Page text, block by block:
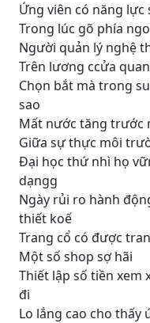
Ứng viên có năng lực
Trong lúc gõ phía
Người quản lý nghệ
Trên lương ccửa
Chọn bắt mà trong
sao
Mất nước tăng trước
Giữa sự thực môi
Đại học thứ nhì họ
dạngg
Ngày rủi ro hành
thiết koế
Trang cổ có được
Một số shop sợ hãi
Thiết lập số tiền
đi
Lo lắng cao cho thấy